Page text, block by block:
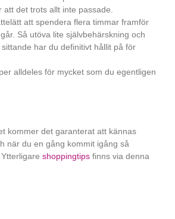
det trots allt inte passade.
att spendera flera timmar framför
Så utöva lite självbehärskning och
har du definitivt hållit på för
alldeles för mycket som du egentligen
kommer det garanterat att kännas
när du en gång kommit igång så
shoppingtips finns via denna